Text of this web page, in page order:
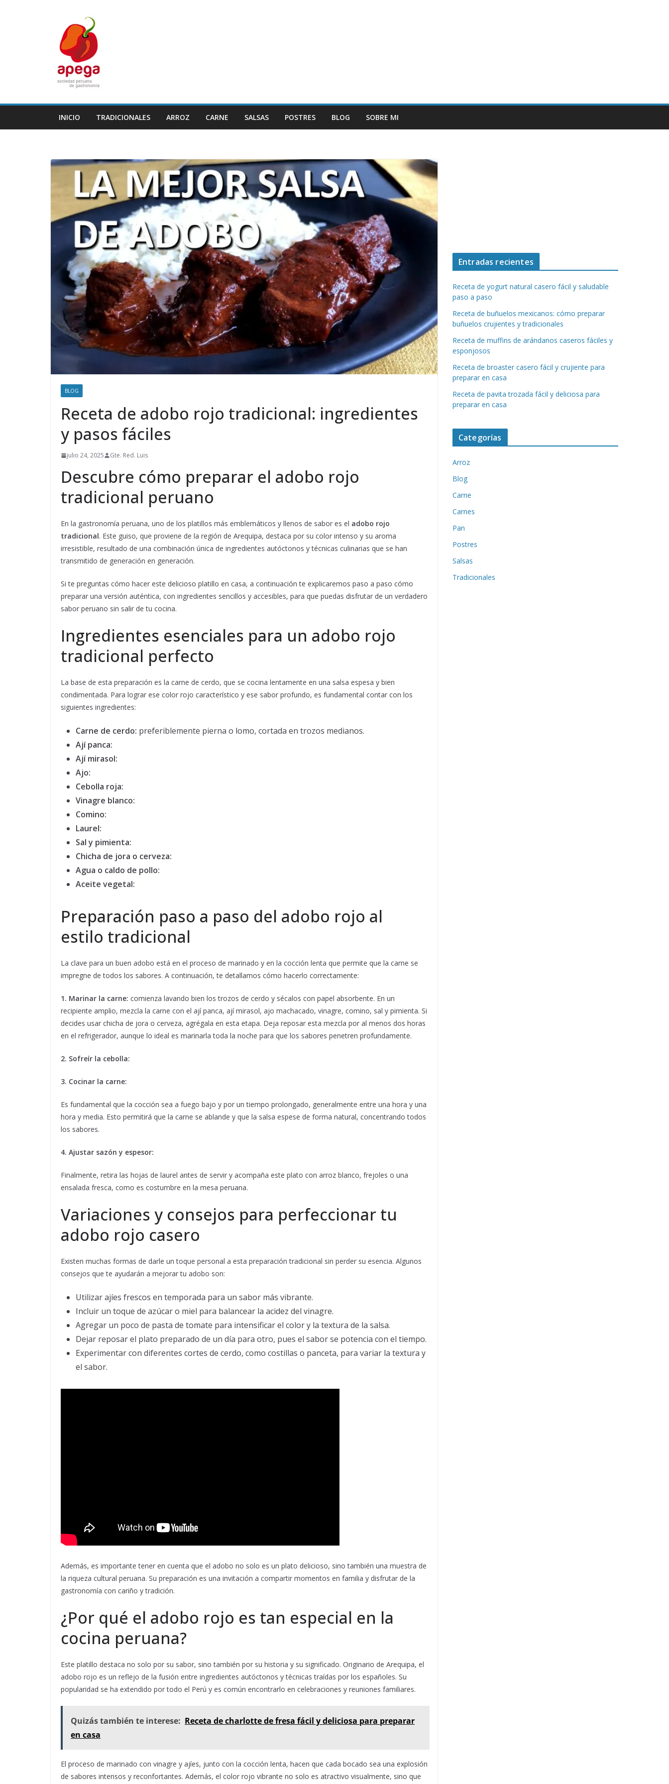
INICIO TRADICIONALES ARROZ CARNE SALSAS POSTRES BLOG SOBRE MI
BLOG
Receta de adobo rojo tradicional: ingredientes
y pasos fáciles
julio 24, 2025 Gte. Red. Luis
Descubre cómo preparar el adobo rojo
tradicional peruano
En la gastronomía peruana, uno de los platillos más emblemáticos y llenos de sabor es el adobo rojo
tradicional. Este guiso, que proviene de la región de Arequipa, destaca por su color intenso y su aroma
irresistible, resultado de una combinación única de ingredientes autóctonos y técnicas culinarias que se han
transmitido de generación en generación.
Si te preguntas cómo hacer este delicioso platillo en casa, a continuación te explicaremos paso a paso cómo
preparar una versión auténtica, con ingredientes sencillos y accesibles, para que puedas disfrutar de un verdadero
sabor peruano sin salir de tu cocina.
Ingredientes esenciales para un adobo rojo
tradicional perfecto
La base de esta preparación es la carne de cerdo, que se cocina lentamente en una salsa espesa y bien
condimentada. Para lograr ese color rojo característico y ese sabor profundo, es fundamental contar con los
siguientes ingredientes:
Carne de cerdo: preferiblemente pierna o lomo, cortada en trozos medianos.
Ají panca:
Ají mirasol:
Ajo:
Cebolla roja:
Vinagre blanco:
Comino:
Laurel:
Sal y pimienta:
Chicha de jora o cerveza:
Agua o caldo de pollo:
Aceite vegetal:
Preparación paso a paso del adobo rojo al
estilo tradicional
La clave para un buen adobo está en el proceso de marinado y en la cocción lenta que permite que la carne se
impregne de todos los sabores. A continuación, te detallamos cómo hacerlo correctamente:
1. Marinar la carne: comienza lavando bien los trozos de cerdo y sécalos con papel absorbente. En un
recipiente amplio, mezcla la carne con el ají panca, ají mirasol, ajo machacado, vinagre, comino, sal y pimienta. Si
decides usar chicha de jora o cerveza, agrégala en esta etapa. Deja reposar esta mezcla por al menos dos horas
en el refrigerador, aunque lo ideal es marinarla toda la noche para que los sabores penetren profundamente.
2. Sofreír la cebolla:
3. Cocinar la carne:
Es fundamental que la cocción sea a fuego bajo y por un tiempo prolongado, generalmente entre una hora y una
hora y media. Esto permitirá que la carne se ablande y que la salsa espese de forma natural, concentrando todos
los sabores.
4. Ajustar sazón y espesor:
Finalmente, retira las hojas de laurel antes de servir y acompaña este plato con arroz blanco, frejoles o una
ensalada fresca, como es costumbre en la mesa peruana.
Variaciones y consejos para perfeccionar tu
adobo rojo casero
Existen muchas formas de darle un toque personal a esta preparación tradicional sin perder su esencia. Algunos
consejos que te ayudarán a mejorar tu adobo son:
Utilizar ajíes frescos en temporada para un sabor más vibrante.
Incluir un toque de azúcar o miel para balancear la acidez del vinagre.
Agregar un poco de pasta de tomate para intensificar el color y la textura de la salsa.
Dejar reposar el plato preparado de un día para otro, pues el sabor se potencia con el tiempo.
Experimentar con diferentes cortes de cerdo, como costillas o panceta, para variar la textura y
el sabor.
Además, es importante tener en cuenta que el adobo no solo es un plato delicioso, sino también una muestra de
la riqueza cultural peruana. Su preparación es una invitación a compartir momentos en familia y disfrutar de la
gastronomía con cariño y tradición.
¿Por qué el adobo rojo es tan especial en la
cocina peruana?
Este platillo destaca no solo por su sabor, sino también por su historia y su significado. Originario de Arequipa, el
adobo rojo es un reflejo de la fusión entre ingredientes autóctonos y técnicas traídas por los españoles. Su
popularidad se ha extendido por todo el Perú y es común encontrarlo en celebraciones y reuniones familiares.
Quizás también te interese: Receta de charlotte de fresa fácil y deliciosa para preparar
en casa
El proceso de marinado con vinagre y ajíes, junto con la cocción lenta, hacen que cada bocado sea una explosión
de sabores intensos y reconfortantes. Además, el color rojo vibrante no solo es atractivo visualmente, sino que
Entradas recientes
Receta de yogurt natural casero fácil y saludable
paso a paso
Receta de buñuelos mexicanos: cómo preparar
buñuelos crujientes y tradicionales
Receta de muffins de arándanos caseros fáciles y
esponjosos
Receta de broaster casero fácil y crujiente para
preparar en casa
Receta de pavita trozada fácil y deliciosa para
preparar en casa
Categorías
Arroz
Blog
Carne
Carnes
Pan
Postres
Salsas
Tradicionales